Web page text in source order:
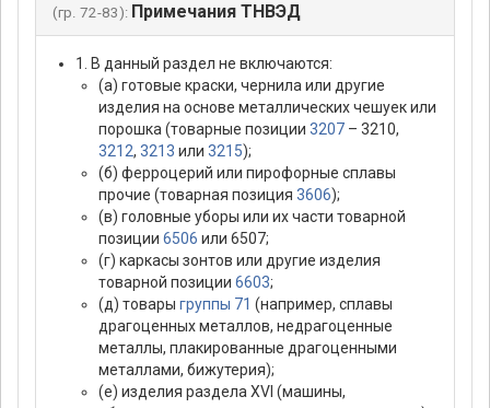
(гр. 72-83): Примечания ТНВЭД
1. В данный раздел не включаются:
(а) готовые краски, чернила или другие
изделия на основе металлических чешуек или
порошка (товарные позиции 3207 – 3210,
3212, 3213 или 3215);
(б) ферроцерий или пирофорные сплавы
прочие (товарная позиция 3606);
(в) головные уборы или их части товарной
позиции 6506 или 6507;
(г) каркасы зонтов или другие изделия
товарной позиции 6603;
(д) товары группы 71 (например, сплавы
драгоценных металлов, недрагоценные
металлы, плакированные драгоценными
металлами, бижутерия);
(е) изделия раздела XVI (машины,